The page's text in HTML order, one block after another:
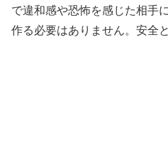
で違和感や恐怖を感じた相手
作る必要はありません。安全